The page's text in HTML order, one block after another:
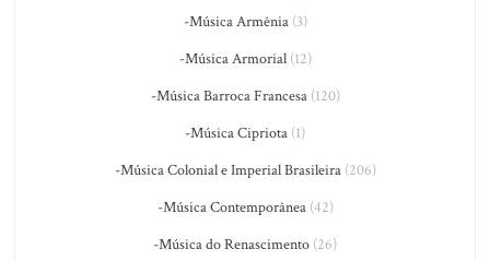
-Música Armênia(3)
-Música Armorial(12)
-Música Barroca Francesa(120)
-Música Cipriota (1)
-Música Colonial e Imperial Brasileira(206)
-Música Contemporânea(42)
-Música do Renascimento (26)